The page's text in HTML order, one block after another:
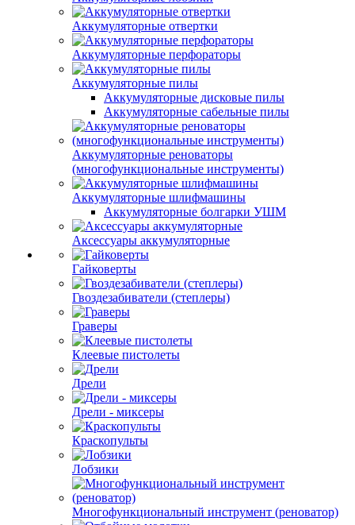
Аккумуляторные отвертки
Аккумуляторные перфораторы
Аккумуляторные пилы
Аккумуляторные дисковые пилы
Аккумуляторные сабельные пилы
Аккумуляторные реноваторы
(многофункциональные инструменты)
Аккумуляторные шлифмашины
Аккумуляторные болгарки УШМ
Аксессуары аккумуляторные
Гайковерты
Гвоздезабиватели (степлеры)
Граверы
Клеевые пистолеты
Дрели
Дрели - миксеры
Краскопульты
Лобзики
Многофункциональный инструмент (реноватор)